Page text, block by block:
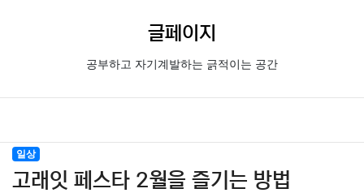
글페이지
공부하고 자기계발하는 긁적이는 공간
일상
고래잇 페스타 2월을 즐기는 방법